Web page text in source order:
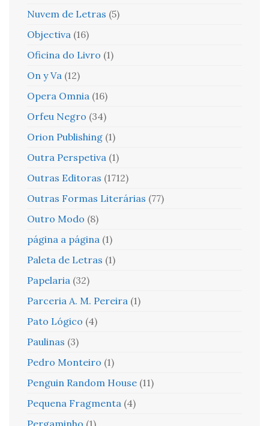
Nuvem de Letras (5)
Objectiva (16)
Oficina do Livro (1)
On y Va (12)
Opera Omnia (16)
Orfeu Negro (34)
Orion Publishing (1)
Outra Perspetiva (1)
Outras Editoras (1712)
Outras Formas Literárias (77)
Outro Modo (8)
página a página (1)
Paleta de Letras (1)
Papelaria (32)
Parceria A. M. Pereira (1)
Pato Lógico (4)
Paulinas (3)
Pedro Monteiro (1)
Penguin Random House (11)
Pequena Fragmenta (4)
Pergaminho (1)